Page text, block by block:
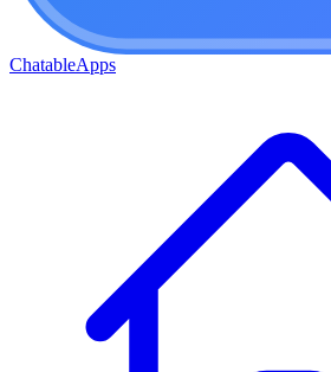
ChatableApps